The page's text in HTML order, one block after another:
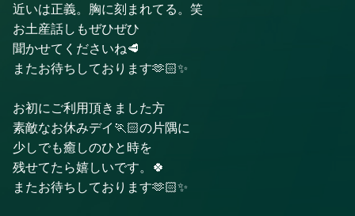
近いは正義。胸に刻まれてる。笑
お土産話しもぜひぜひ
聞かせてくださいね🥩
またお待ちしております🫶🏻✨
お初にご利用頂きました方
素敵なお休みデイ🏃🏻の片隅に
少しでも癒しのひと時を
残せてたら嬉しいです。🍀
またお待ちしております🫶🏻✨